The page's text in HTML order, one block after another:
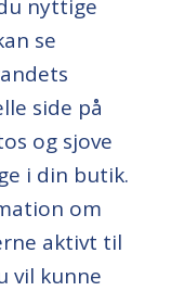
nyttige
se
side på
og sjove
i din butik.
om
aktivt til
vil kunne